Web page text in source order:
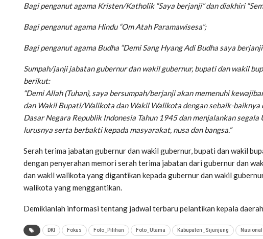
Bagi penganut agama Kristen/Katholik “Saya berjanji” dan diakhiri
Bagi penganut agama Hindu “Om Atah Paramawisesa”;
Bagi penganut agama Budha “Demi Sang Hyang Adi Budha saya
Sumpah/janji jabatan gubernur dan wakil gubernur, bupati dan wakil
berikut:
“Demi Allah (Tuhan), saya bersumpah/berjanji akan memenuhi
dan Wakil Bupati/Walikota dan Wakil Walikota dengan sebaik-baiknya
Dasar Negara Republik Indonesia Tahun 1945 dan menjalankan
lurusnya serta berbakti kepada masyarakat, nusa dan bangsa.”
Serah terima jabatan gubernur dan wakil gubernur, bupati dan wakil
dengan penyerahan memori serah terima jabatan dari gubernur dan
dan wakil walikota yang digantikan kepada gubernur dan wakil
walikota yang menggantikan.
Demikianlah informasi tentang jadwal terbaru pelantikan kepala
DKI Fokus Foto_Pilihan Foto_Utama Kabupaten_Sijunjung Nasional